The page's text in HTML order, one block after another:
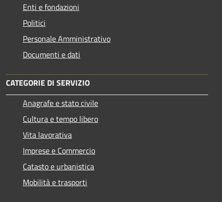
Enti e fondazioni
Politici
Personale Amministrativo
Documenti e dati
CATEGORIE DI SERVIZIO
Anagrafe e stato civile
Cultura e tempo libero
Vita lavorativa
Imprese e Commercio
Catasto e urbanistica
Mobilità e trasporti